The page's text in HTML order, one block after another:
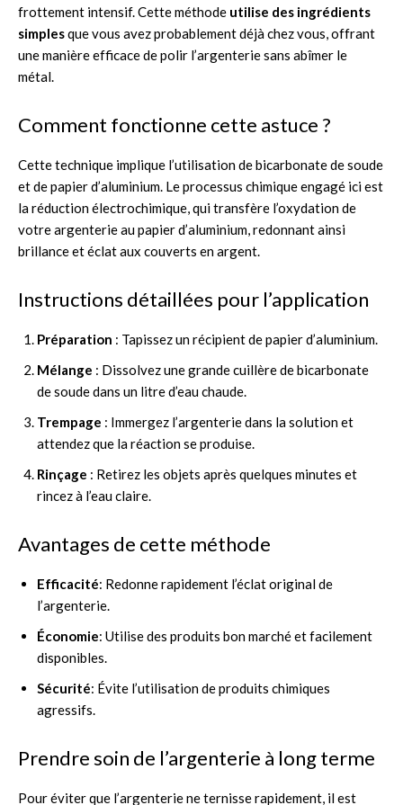
frottement intensif. Cette méthode utilise des ingrédients
simplesque vous avez probablement déjà chez vous, offrant
une manière efficace de polir l’argenterie sans abîmer le
métal.
Comment fonctionne cette astuce ?
Cette technique implique l’utilisation de bicarbonate de soude
et de papier d’aluminium. Le processus chimique engagé ici est
la réduction électrochimique, qui transfère l’oxydation de
votre argenterie au papier d’aluminium, redonnant ainsi
brillance et éclat aux couverts en argent.
Instructions détaillées pour l’application
Préparation : Tapissez un récipient de papier d’aluminium.
Mélange : Dissolvez une grande cuillère de bicarbonate
de soude dans un litre d’eau chaude.
Trempage : Immergez l’argenterie dans la solution et
attendez que la réaction se produise.
Rinçage : Retirez les objets après quelques minutes et
rincez à l’eau claire.
Avantages de cette méthode
Efficacité: Redonne rapidement l’éclat original de
l’argenterie.
Économie: Utilise des produits bon marché et facilement
disponibles.
Sécurité: Évite l’utilisation de produits chimiques
agressifs.
Prendre soin de l’argenterie à long terme
Pour éviter que l’argenterie ne ternisse rapidement, il est